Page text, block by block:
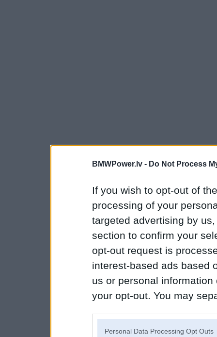
BMWPower.lv - Do Not Process
If you wish to opt-out of
processing of your
targeted advertising by
section to confirm your
opt-out request is
interest-based ads based
us or personal
your opt-out. You may
Personal Data Processing Opt Outs